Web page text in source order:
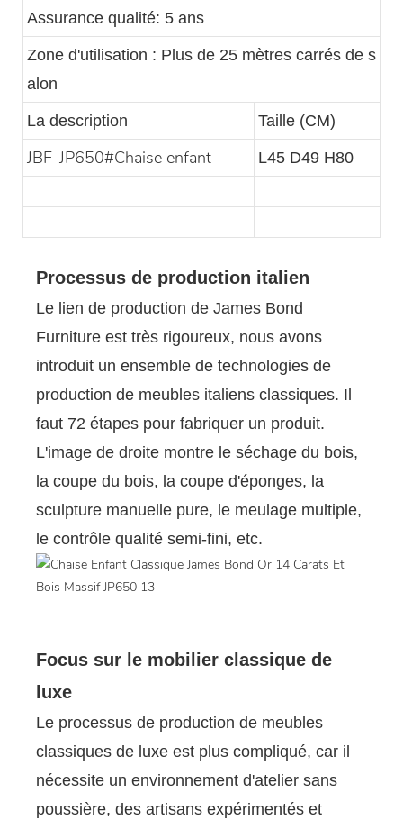
Assurance qualité: 5 ans
Zone d'utilisation : Plus de 25 mètres carrés de s
alon
La description Taille (CM)
JBF-JP650#Chaise enfant L45 D49 H80
Processus de production italien
Le lien de production de James Bond
Furniture est très rigoureux, nous avons
introduit un ensemble de technologies de
production de meubles italiens classiques. Il
faut 72 étapes pour fabriquer un produit.
L'image de droite montre le séchage du bois,
la coupe du bois, la coupe d'éponges, la
sculpture manuelle pure, le meulage multiple,
le contrôle qualité semi-fini, etc.
Focus sur le mobilier classique de
luxe
Le processus de production de meubles
classiques de luxe est plus compliqué, car il
nécessite un environnement d'atelier sans
poussière, des artisans expérimentés et